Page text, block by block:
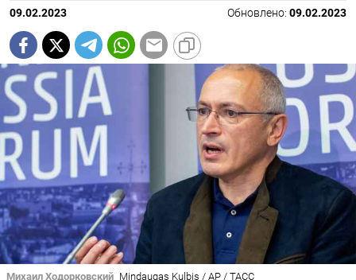
09.02.2023 Обновлено: 09.02.2023
Михаил Ходорковский Mindaugas Kulbis / AP / ТАСС